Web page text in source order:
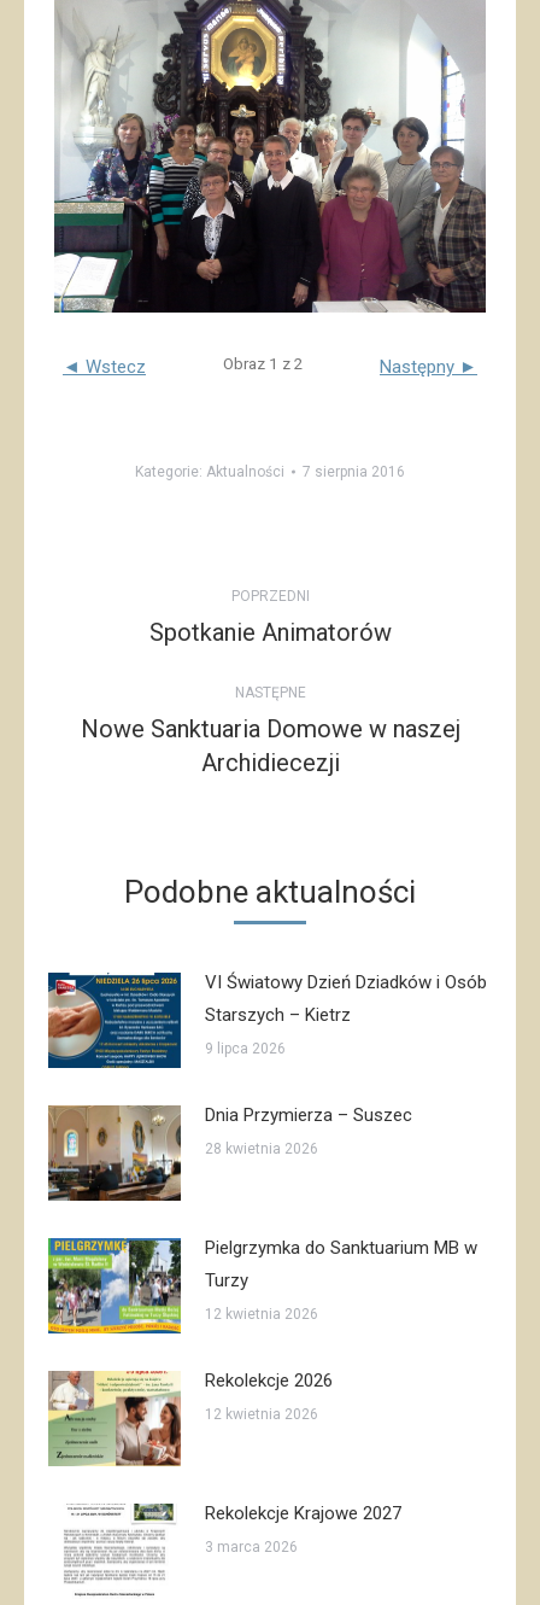
◄ Wstecz Następny ►
Obraz 1 z 2
Kategorie: Aktualności 7 sierpnia 2016
navigation
POPRZEDNI
Poprzedni
Spotkanie Animatorów
NASTĘPNE
Następny
post:
Nowe Sanktuaria Domowe w naszej
Archidiecezji
Podobne aktualności
VI Światowy Dzień Dziadków i Osób
Starszych – Kietrz
9 lipca 2026
Dnia Przymierza – Suszec
28 kwietnia 2026
Pielgrzymka do Sanktuarium MB w
Turzy
12 kwietnia 2026
Rekolekcje 2026
12 kwietnia 2026
Rekolekcje Krajowe 2027
3 marca 2026